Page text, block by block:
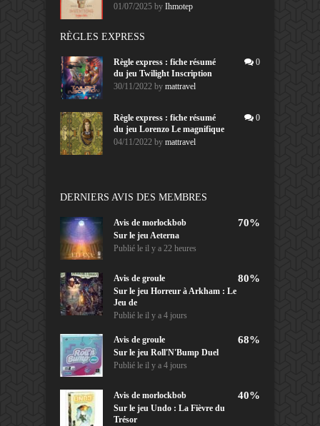
01/07/2025 by Ihmotep
RÈGLES EXPRESS
Règle express : fiche résumé
du jeu Twilight Inscription
30/11/2022 by mattravel
0
Règle express : fiche résumé
du jeu Lorenzo Le magnifique
04/11/2022 by mattravel
0
DERNIERS AVIS DES MEMBRES
Avis de morlockbob
Sur le jeu Aeterna
Publié le il y a 22 heures
70%
Avis de groule
Sur le jeu Horreur à Arkham : Le
Jeu de
Publié le il y a 4 jours
80%
Avis de groule
Sur le jeu Roll'N'Bump Duel
Publié le il y a 4 jours
68%
Avis de morlockbob
Sur le jeu Undo : La Fièvre du
Trésor
40%